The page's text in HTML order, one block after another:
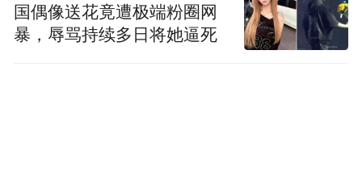
国偶像送花竟遭极端粉圈网
暴，辱骂持续多日将她逼死